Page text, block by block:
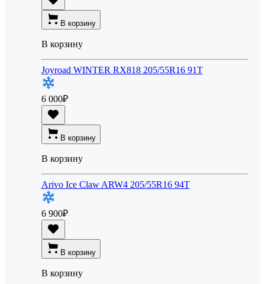
В корзину
В корзину
Joyroad WINTER RX818 205/55R16 91T
6 000₽
В корзину
В корзину
Arivo Ice Claw ARW4 205/55R16 94T
6 900₽
В корзину
В корзину